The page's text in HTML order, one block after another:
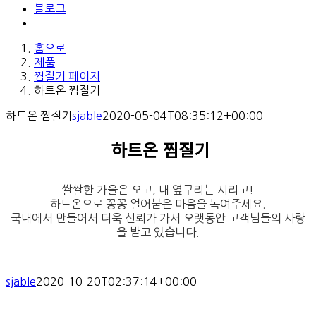
블로그
홈으로
제품
찜질기 페이지
하트온 찜질기
하트온 찜질기 sjable2020-05-04T08:35:12+00:00
하트온 찜질기
쌀쌀한 가을은 오고, 내 옆구리는 시리고!
하트온으로 꽁꽁 얼어붙은 마음을 녹여주세요.
국내에서 만들어서 더욱 신뢰가 가서 오랫동안 고객님들의 사랑
을 받고 있습니다.
sjable2020-10-20T02:37:14+00:00